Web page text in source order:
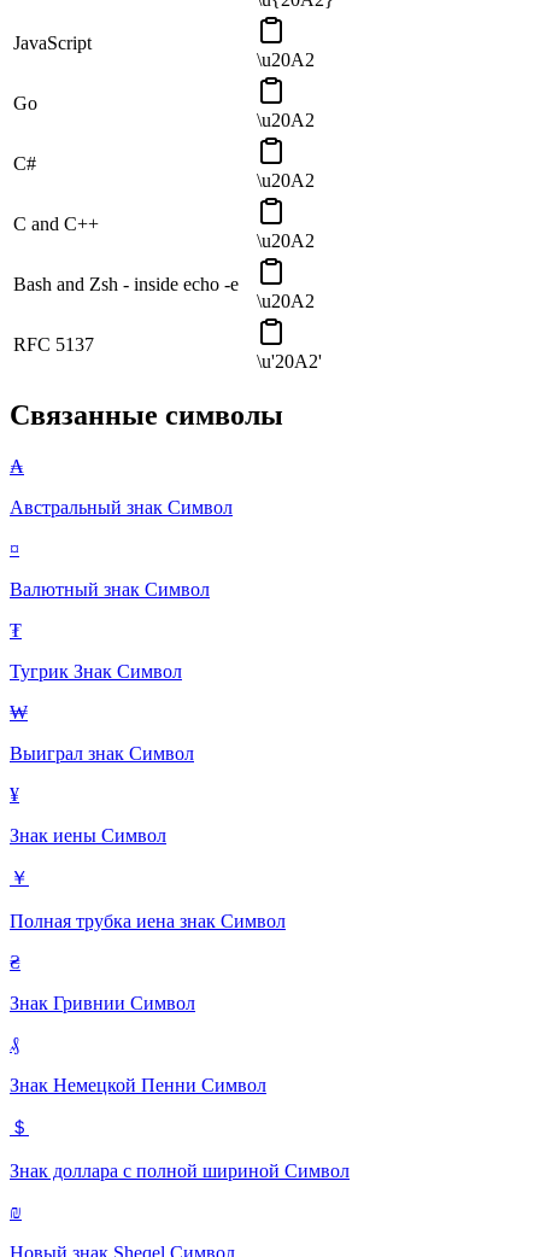
JavaScript
\u20A2
Go
\u20A2
C#
\u20A2
C and C++
\u20A2
Bash and Zsh - inside echo -e
\u20A2
RFC 5137
\u'20A2'
Связанные символы
₳
Австральный знак Символ
¤
Валютный знак Символ
₮
Тугрик Знак Символ
₩
Выиграл знак Символ
¥
Знак иены Символ
￥
Полная трубка иена знак Символ
₴
Знак Гривнии Символ
₰
Знак Немецкой Пенни Символ
＄
Знак доллара с полной шириной Символ
₪